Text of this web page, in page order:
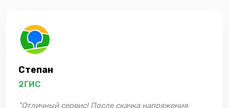
Степан
2ГИС
"Отличный сервис! После скачка напряжения